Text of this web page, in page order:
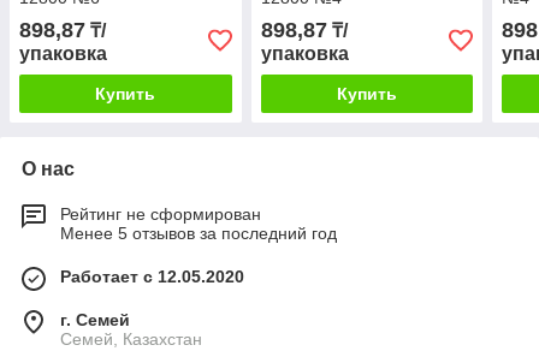
898,87 ₸/
упаковка
Купить
898,87₸/
упаковка
Купить
О нас
Рейтинг не сформирован
Менее 5 отзывов за последний год
Работает с 12.05.2020
г. Семей
Семей, Казахстан